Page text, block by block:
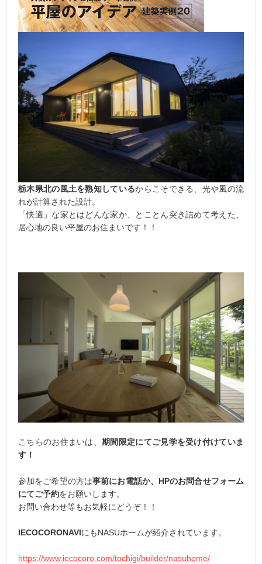
栃木県北の風土を熟知しているからこそできる、光や風の流
れが計算された設計。
「快適」な家とはどんな家か、とことん突き詰めて考えた、
居心地の良い平屋のお住まいです！！
こちらのお住まいは、期間限定にてご見学を受け付けていま
す！
参加をご希望の方は事前にお電話か、HPのお問合せフォーム
にてご予約をお願いします。
お問い合わせ等もお気軽にどうぞ！！
IECOCORONAVIにもNASUホームが紹介されています。
https://www.iecocoro.com/tochigi/builder/nasuhome/